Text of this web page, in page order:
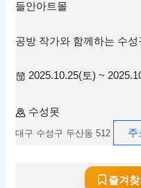
들안아트몰
공방 작가와 함께하는 수
2025.10.25(토) ~
수성못
대구 수성구 두산동 512 주
즐겨